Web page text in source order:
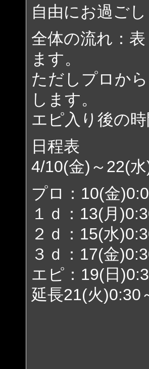
自由にお過ご
全体の流れ：
ます。
ただしプロか
します。
エピ入り後の
日程表
4/10(金)～22(
プロ：10(金
１ｄ：13(月
２ｄ：15(水
３ｄ：17(金
エピ：19(日
延長21(火)0:30